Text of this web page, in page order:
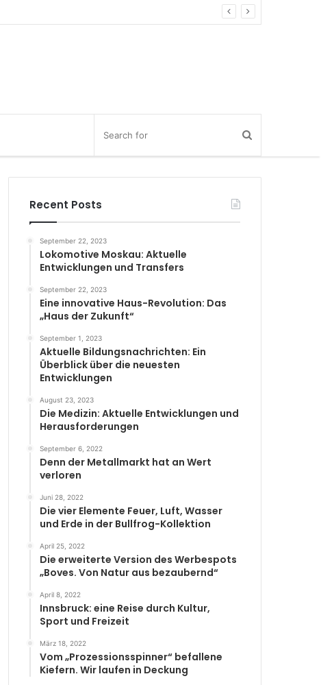
Recent Posts
September 22, 2023
Lokomotive Moskau: Aktuelle
Entwicklungen und Transfers
September 22, 2023
Eine innovative Haus-Revolution: Das
„Haus der Zukunft“
September 1, 2023
Aktuelle Bildungsnachrichten: Ein
Überblick über die neuesten
Entwicklungen
August 23, 2023
Die Medizin: Aktuelle Entwicklungen und
Herausforderungen
September 6, 2022
Denn der Metallmarkt hat an Wert
verloren
Juni 28, 2022
Die vier Elemente Feuer, Luft, Wasser
und Erde in der Bullfrog-Kollektion
April 25, 2022
Die erweiterte Version des Werbespots
„Boves. Von Natur aus bezaubernd“
April 8, 2022
Innsbruck: eine Reise durch Kultur,
Sport und Freizeit
März 18, 2022
Vom „Prozessionsspinner“ befallene
Kiefern. Wir laufen in Deckung